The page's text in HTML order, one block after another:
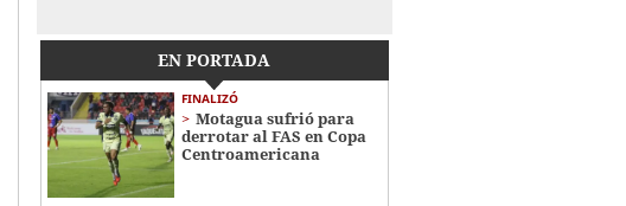
EN PORTADA
FINALIZÓ
Motagua sufrió para
derrotar al FAS en Copa
Centroamericana